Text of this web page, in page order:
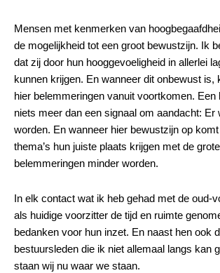
Mensen met kenmerken van
de mogelijkheid tot een groot bewustzijn. Ik
dat zij door hun hooggevoeligheid in allerlei
kunnen krijgen. En wanneer dit onbewust is,
hier belemmeringen vanuit voortkomen. Een
niets meer dan een signaal om aandacht: Er
worden. En wanneer hier bewustzijn op
thema’s hun juiste plaats krijgen met de
belemmeringen minder worden.
In elk contact wat ik heb gehad met de oud-
als huidige voorzitter de tijd en ruimte
bedanken voor hun inzet. En naast hen ook
bestuursleden die ik niet allemaal langs kan
staan wij nu waar we staan.